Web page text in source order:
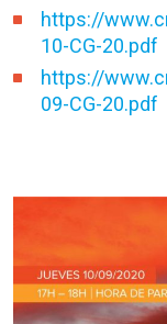
https://
10-CG-20.pdf
https://
09-CG-20.pdf